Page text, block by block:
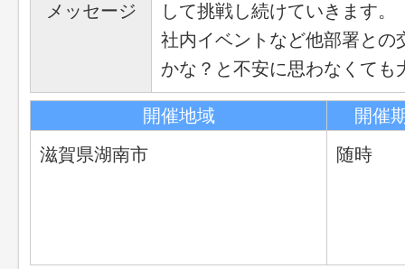
メッセージ
して挑戦し続けていきます。
社内イベントなど他部署と
かな？と不安に思わなくて
開催地域
開催
滋賀県湖南市
随時